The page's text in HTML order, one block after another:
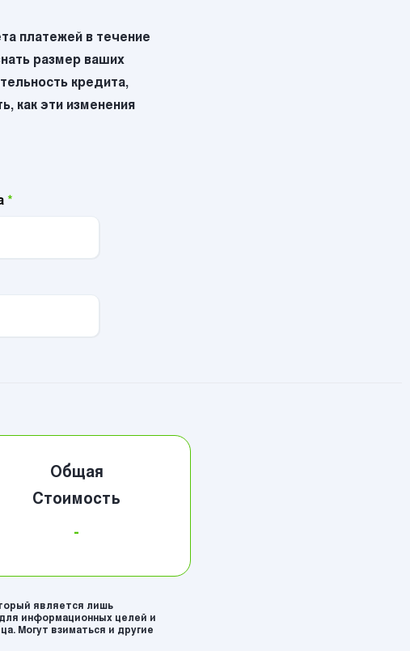
платежей в течение
размер ваших
кредита,
как эти изменения
*
Общая
Стоимость
-
является лишь
информационных целей и
Могут взиматься и другие